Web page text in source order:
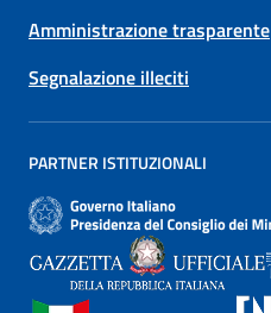
Amministrazione trasparente
Segnalazione illeciti
PARTNER ISTITUZIONALI